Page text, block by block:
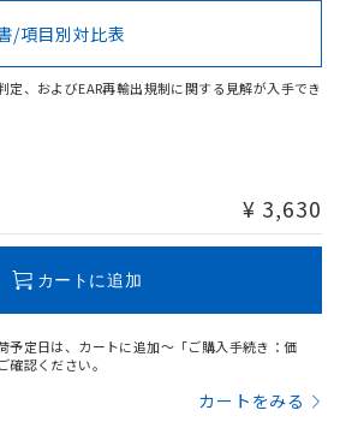
在する可能性があります。
/項目別対比表
定、およびEAR再輸出規制に関する見解が入手でき
¥ 3,630
カートに追加
予定日は、カートに追加～「ご購入手続き：価
認ください。
カートをみる